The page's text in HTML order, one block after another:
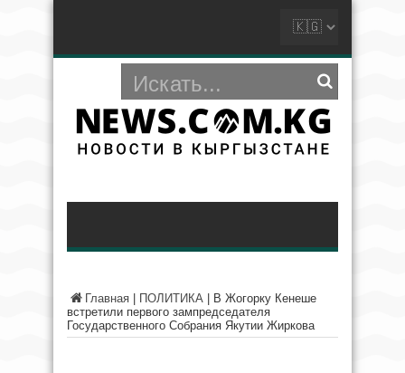
Главная ПОЛИТИКА
В Жогорку Кенеше
встретили первого зампредседателя
Государственного Собрания Якутии Жиркова